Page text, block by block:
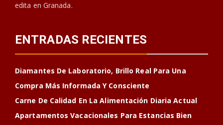
edita en Granada.
ENTRADAS RECIENTES
Diamantes De Laboratorio, Brillo Real Para Una
Compra Más Informada Y Consciente
Carne De Calidad En La Alimentación Diaria Actual
Apartamentos Vacacionales Para Estancias Bien